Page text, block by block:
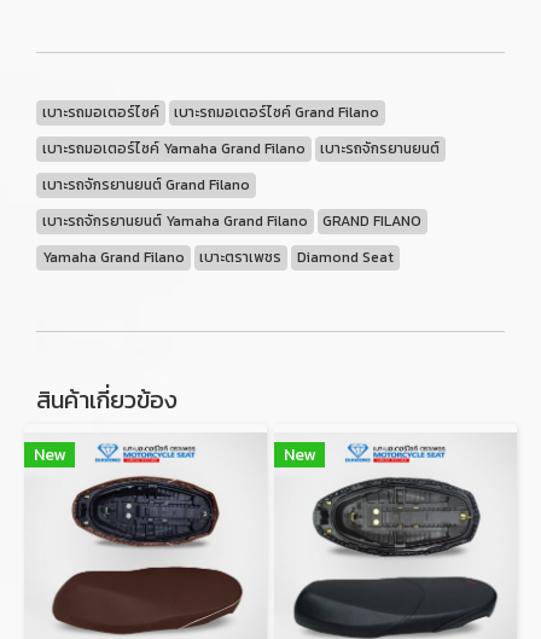
เบาะรถมอเตอร์ไซค์
เบาะรถมอเตอร์ไซค์ Grand Filano
เบาะรถมอเตอร์ไซค์ Yamaha Grand Filano
เบาะรถจักรยานยนต์
เบาะรถจักรยานยนต์ Grand Filano
เบาะรถจักรยานยนต์ Yamaha Grand Filano
GRAND FILANO
Yamaha Grand Filano
เบาะตราเพชร Diamond Seat
สินค้าเกี่ยวข้อง
New New